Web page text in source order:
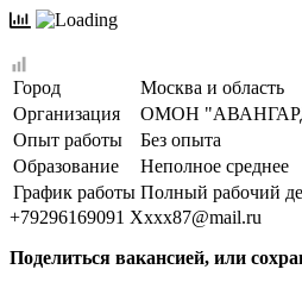
Город
Москва и область
Организация
ОМОН
Опыт работы
Без опыта
Образование
Неполное среднее
График работы Полный рабочий
+79296169091 Xxxx87@mail.ru
Поделиться вакансией, или